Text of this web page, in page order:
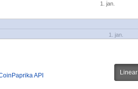
1. jan.
1. jan.
API Linear